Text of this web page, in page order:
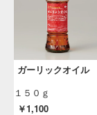
ガーリックオイル
１５０ｇ
￥1,100